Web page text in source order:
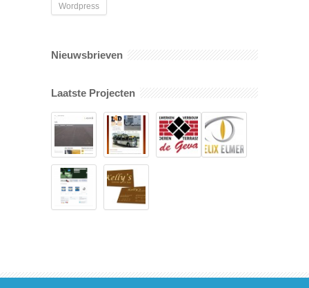
Wordpress
Nieuwsbrieven
Laatste Projecten